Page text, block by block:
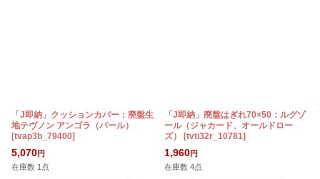
「J即納」クッションカバー：廃盤生
地テヴノン アンゴラ（パール）
[tvap3b_79400]
5,070円
在庫数 1点
「J即納」廃盤はぎれ70×50：ルグゾ
ール（ジャカード、オールドロー
ズ）
[tvti32r_10781]
1,960円
在庫数 4点